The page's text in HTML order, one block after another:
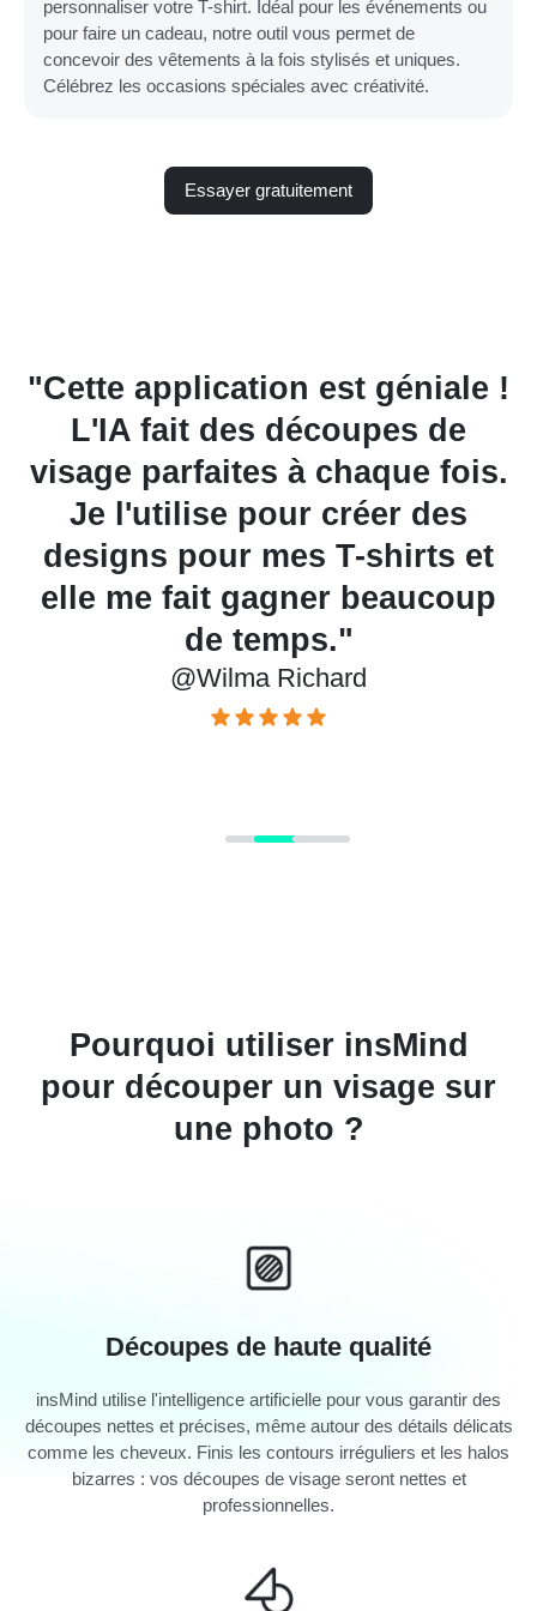
personnaliser votre T-shirt. Idéal pour les événements ou
pour faire un cadeau, notre outil vous permet de
concevoir des vêtements à la fois stylisés et uniques.
Célébrez les occasions spéciales avec créativité.
Essayer gratuitement
"Cette application est géniale !
L'IA fait des découpes de
visage parfaites à chaque fois.
Je l'utilise pour créer des
designs pour mes T-shirts et
elle me fait gagner beaucoup
de temps."
@Wilma Richard
Pourquoi utiliser insMind
pour découper un visage sur
une photo ?
Découpes de haute qualité
insMind utilise l'intelligence artificielle pour vous garantir des
découpes nettes et précises, même autour des détails délicats
comme les cheveux. Finis les contours irréguliers et les halos
bizarres : vos découpes de visage seront nettes et
professionnelles.